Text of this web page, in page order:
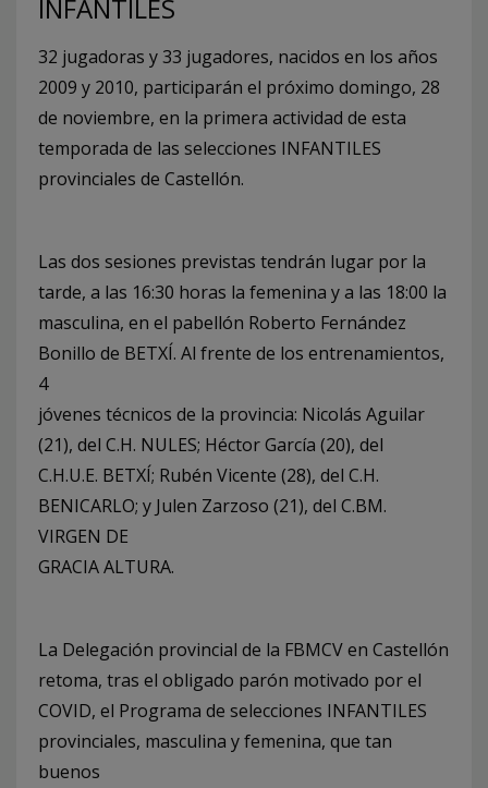
INFANTILES
32 jugadoras y 33 jugadores, nacidos en los años
2009 y 2010, participarán el próximo domingo, 28
de noviembre, en la primera actividad de esta
temporada de las selecciones INFANTILES
provinciales de Castellón.
Las dos sesiones previstas tendrán lugar por la
tarde, a las 16:30 horas la femenina y a las 18:00 la
masculina, en el pabellón Roberto Fernández
Bonillo de BETXÍ. Al frente de los entrenamientos,
4
jóvenes técnicos de la provincia: Nicolás Aguilar
(21), del C.H. NULES; Héctor García (20), del
C.H.U.E. BETXÍ; Rubén Vicente (28), del C.H.
BENICARLO; y Julen Zarzoso (21), del C.BM.
VIRGEN DE
GRACIA ALTURA.
La Delegación provincial de la FBMCV en Castellón
retoma, tras el obligado parón motivado por el
COVID, el Programa de selecciones INFANTILES
provinciales, masculina y femenina, que tan
buenos